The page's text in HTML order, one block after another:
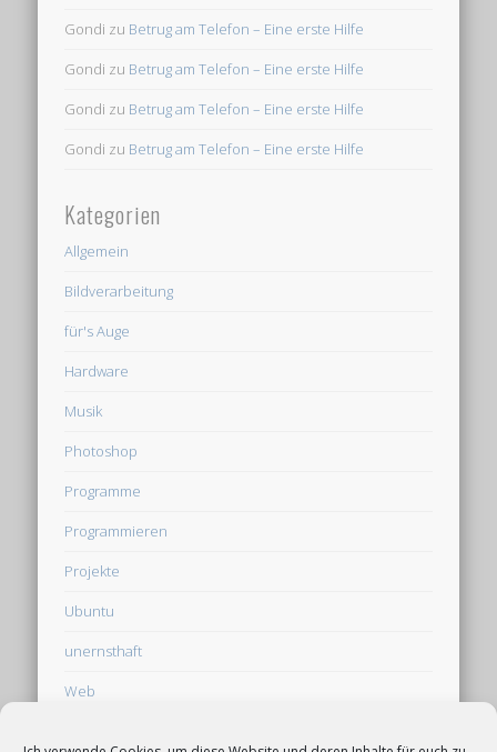
Gondi zu Betrug am Telefon – Eine erste Hilfe
Gondi zu Betrug am Telefon – Eine erste Hilfe
Gondi zu Betrug am Telefon – Eine erste Hilfe
Gondi zu Betrug am Telefon – Eine erste Hilfe
Kategorien
Allgemein
Bildverarbeitung
für's Auge
Hardware
Musik
Photoshop
Programme
Programmieren
Projekte
Ubuntu
unernsthaft
Web